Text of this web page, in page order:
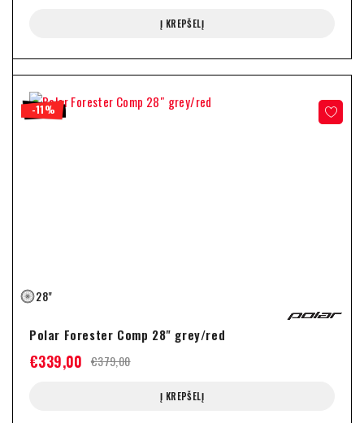
Į KREPŠELĮ
-11%
28"
Polar Forester Comp 28" grey/red
€379,00
€339,00
Į KREPŠELĮ